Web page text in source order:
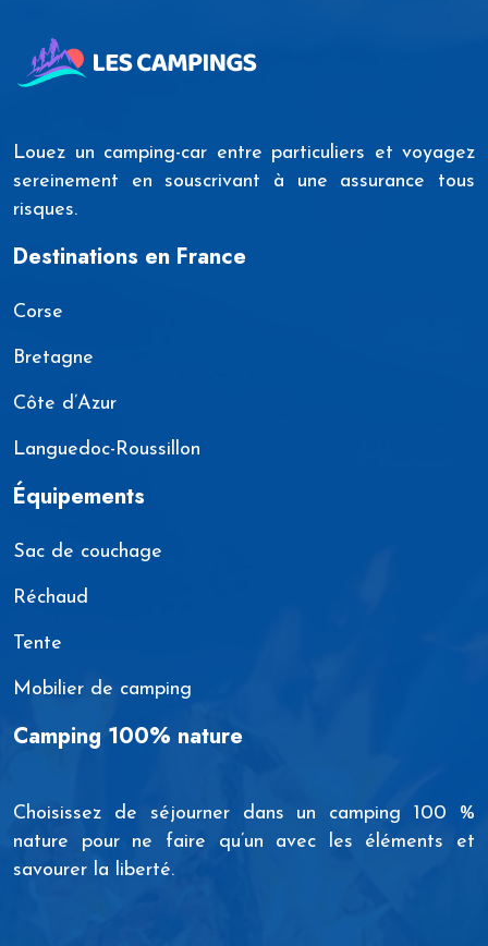
Louez un camping-car entre particuliers et voyagez
sereinement en souscrivant à une assurance tous
risques.
Destinations en France
Corse
Bretagne
Côte d’Azur
Languedoc-Roussillon
Équipements
Sac de couchage
Réchaud
Tente
Mobilier de camping
Camping 100% nature
Choisissez de séjourner dans un camping 100 %
nature pour ne faire qu’un avec les éléments et
savourer la liberté.